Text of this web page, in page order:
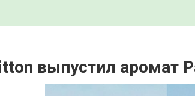
выпустил аромат